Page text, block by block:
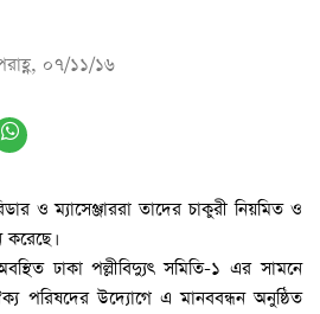
০৭/১১/১৬
ও ম্যাসেঞ্জাররা তাদের চাকুরী নিয়মিত ও
ঢাকা পল্লীবিদ্যুৎ সমিতি-১ এর সামনে
পরিষদের উদ্যোগে এ মানববন্ধন অনুষ্ঠিত